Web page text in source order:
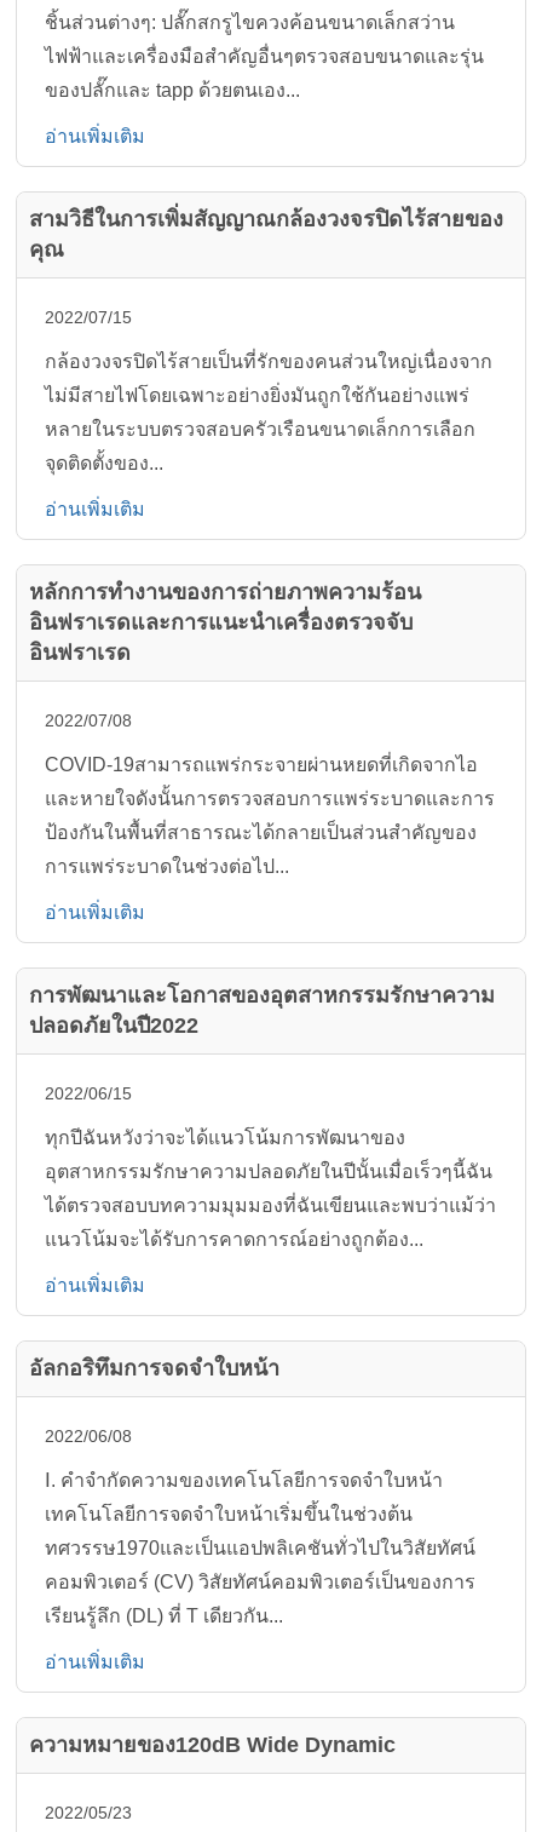
ชิ้นส่วนต่างๆ: ปลั๊กสกรูไขควงค้อนขนาดเล็กสว่าน
ไฟฟ้าและเครื่องมือสำคัญอื่นๆตรวจสอบขนาดและรุ่น
ของปลั๊กและ tapp ด้วยตนเอง...
อ่านเพิ่มเติม
สามวิธีในการเพิ่มสัญญาณกล้องวงจรปิดไร้สายของ
คุณ
2022/07/15
กล้องวงจรปิดไร้สายเป็นที่รักของคนส่วนใหญ่เนื่องจาก
ไม่มีสายไฟโดยเฉพาะอย่างยิ่งมันถูกใช้กันอย่างแพร่
หลายในระบบตรวจสอบครัวเรือนขนาดเล็กการเลือก
จุดติดตั้งของ...
อ่านเพิ่มเติม
หลักการทำงานของการถ่ายภาพความร้อน
อินฟราเรดและการแนะนำเครื่องตรวจจับ
อินฟราเรด
2022/07/08
COVID-19สามารถแพร่กระจายผ่านหยดที่เกิดจากไอ
และหายใจดังนั้นการตรวจสอบการแพร่ระบาดและการ
ป้องกันในพื้นที่สาธารณะได้กลายเป็นส่วนสำคัญของ
การแพร่ระบาดในช่วงต่อไป...
อ่านเพิ่มเติม
การพัฒนาและโอกาสของอุตสาหกรรมรักษาความ
ปลอดภัยในปี2022
2022/06/15
ทุกปีฉันหวังว่าจะได้แนวโน้มการพัฒนาของ
อุตสาหกรรมรักษาความปลอดภัยในปีนั้นเมื่อเร็วๆนี้ฉัน
ได้ตรวจสอบบทความมุมมองที่ฉันเขียนและพบว่าแม้ว่า
แนวโน้มจะได้รับการคาดการณ์อย่างถูกต้อง...
อ่านเพิ่มเติม
อัลกอริทึมการจดจำใบหน้า
2022/06/08
Ⅰ. คำจำกัดความของเทคโนโลยีการจดจำใบหน้า
เทคโนโลยีการจดจำใบหน้าเริ่มขึ้นในช่วงต้น
ทศวรรษ1970และเป็นแอปพลิเคชันทั่วไปในวิสัยทัศน์
คอมพิวเตอร์ (CV) วิสัยทัศน์คอมพิวเตอร์เป็นของการ
เรียนรู้ลึก (DL) ที่ T เดียวกัน...
อ่านเพิ่มเติม
ความหมายของ120dB Wide Dynamic
2022/05/23